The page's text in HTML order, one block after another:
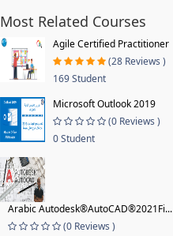
Most Related Courses
Agile Certified Practitioner
(28 Reviews )
169 Student
Microsoft Outlook 2019
(0 Reviews )
0 Student
Arabic Autodesk®AutoCAD®2021Fi...
(0 Reviews )